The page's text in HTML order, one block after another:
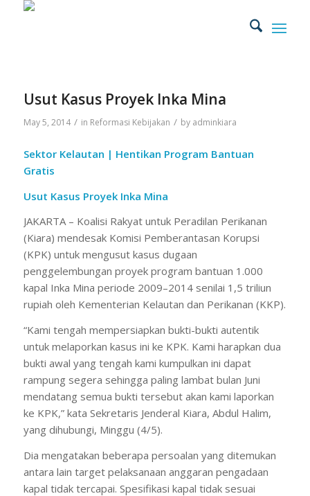
Usut Kasus Proyek Inka Mina
May 5, 2014 / in Reformasi Kebijakan / by adminkiara
Sektor Kelautan | Hentikan Program Bantuan
Gratis
Usut Kasus Proyek Inka Mina
JAKARTA – Koalisi Rakyat untuk Peradilan Perikanan
(Kiara) mendesak Komisi Pemberantasan Korupsi
(KPK) untuk mengusut kasus dugaan
penggelembungan proyek program bantuan 1.000
kapal Inka Mina periode 2009–2014 senilai 1,5 triliun
rupiah oleh Kementerian Kelautan dan Perikanan (KKP).
“Kami tengah mempersiapkan bukti-bukti autentik
untuk melaporkan kasus ini ke KPK. Kami harapkan dua
bukti awal yang tengah kami kumpulkan ini dapat
rampung segera sehingga paling lambat bulan Juni
mendatang semua bukti tersebut akan kami laporkan
ke KPK,” kata Sekretaris Jenderal Kiara, Abdul Halim,
yang dihubungi, Minggu (4/5).
Dia mengatakan beberapa persoalan yang ditemukan
antara lain target pelaksanaan anggaran pengadaan
kapal tidak tercapai. Spesifikasi kapal tidak sesuai